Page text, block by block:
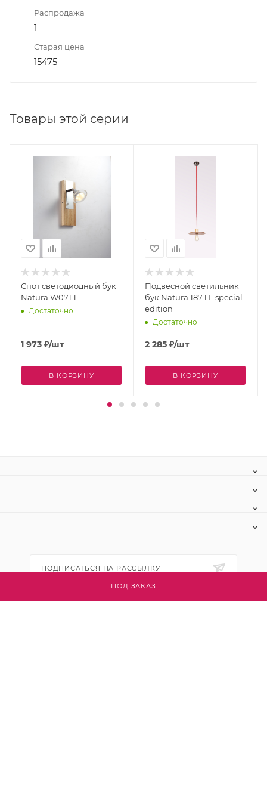
ПОД ЗАКАЗ
Распродажа
1
Старая цена
15475
Товары этой серии
Спот светодиодный бук
Natura W071.1
Достаточно
1 973 ₽/шт
В КОРЗИНУ
Подвесной светильник
бук Natura 187.1 L special
edition
Достаточно
2 285 ₽/шт
В КОРЗИНУ
ПОДПИСАТЬСЯ НА РАССЫЛКУ